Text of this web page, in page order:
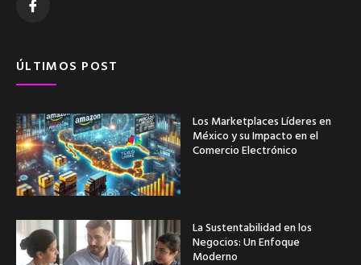
ÚLTIMOS POST
Los Marketplaces Líderes en
México y su Impacto en el
Comercio Electrónico
La Sustentabilidad en los
Negocios: Un Enfoque
Moderno